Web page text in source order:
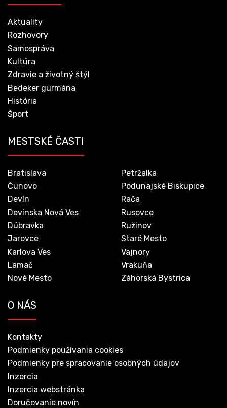
Aktuality
Rozhovory
Samospráva
Kultúra
Zdravie a životný štýl
Bedeker gurmána
História
Šport
MESTSKÉ ČASTI
Bratislava
Čunovo
Devín
Devínska Nová Ves
Dúbravka
Jarovce
Karlova Ves
Lamač
Nové Mesto
Petržalka
Podunajské Biskupice
Rača
Rusovce
Ružinov
Staré Mesto
Vajnory
Vrakuňa
Záhorská Bystrica
O NÁS
Kontakty
Podmienky používania cookies
Podmienky pre spracovanie osobných údajov
Inzercia
Inzercia webstránka
Doručovanie novín